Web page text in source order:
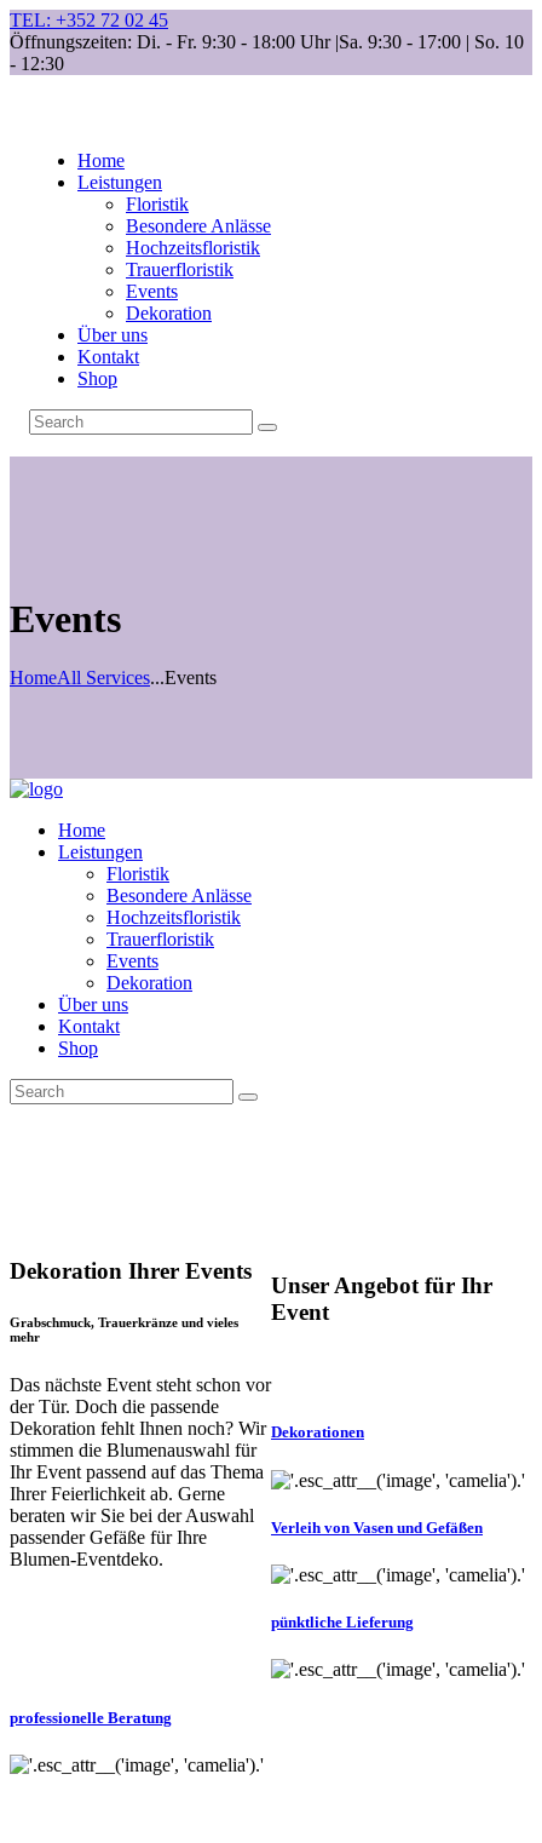
TEL: +352 72 02 45
Öffnungszeiten: Di. - Fr. 9:30 - 18:00 Uhr |Sa. 9:30 - 17:00 | So. 10
- 12:30
Home
Leistungen
Floristik
Besondere Anlässe
Hochzeitsfloristik
Trauerfloristik
Events
Dekoration
Über uns
Kontakt
Shop
Events
HomeAll Services...Events
Home
Leistungen
Floristik
Besondere Anlässe
Hochzeitsfloristik
Trauerfloristik
Events
Dekoration
Über uns
Kontakt
Shop
Dekoration Ihrer Events
Grabschmuck, Trauerkränze und vieles
mehr
Das nächste Event steht schon vor
der Tür. Doch die passende
Dekoration fehlt Ihnen noch? Wir
stimmen die Blumenauswahl für
Ihr Event passend auf das Thema
Ihrer Feierlichkeit ab. Gerne
beraten wir Sie bei der Auswahl
passender Gefäße für Ihre
Blumen-Eventdeko.
Unser Angebot für Ihr
Event
Dekorationen
Verleih von Vasen und Gefäßen
pünktliche Lieferung
professionelle Beratung